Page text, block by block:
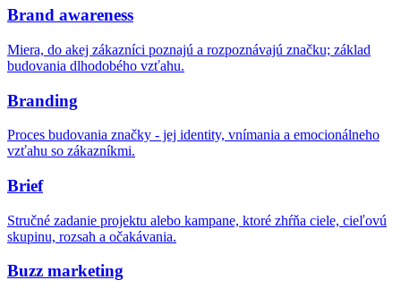
Brand awareness
Miera, do akej zákazníci poznajú a rozpoznávajú značku; základ
budovania dlhodobého vzťahu.
Branding
Proces budovania značky - jej identity, vnímania a emocionálneho
vzťahu so zákazníkmi.
Brief
Stručné zadanie projektu alebo kampane, ktoré zhŕňa ciele, cieľovú
skupinu, rozsah a očakávania.
Buzz marketing